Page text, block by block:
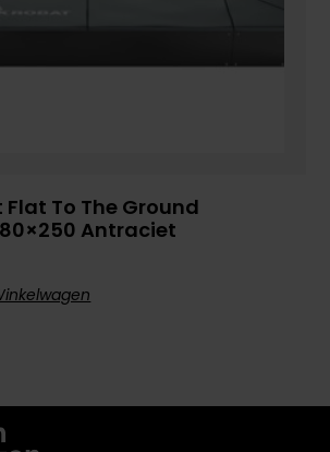
To The Ground
Antraciet